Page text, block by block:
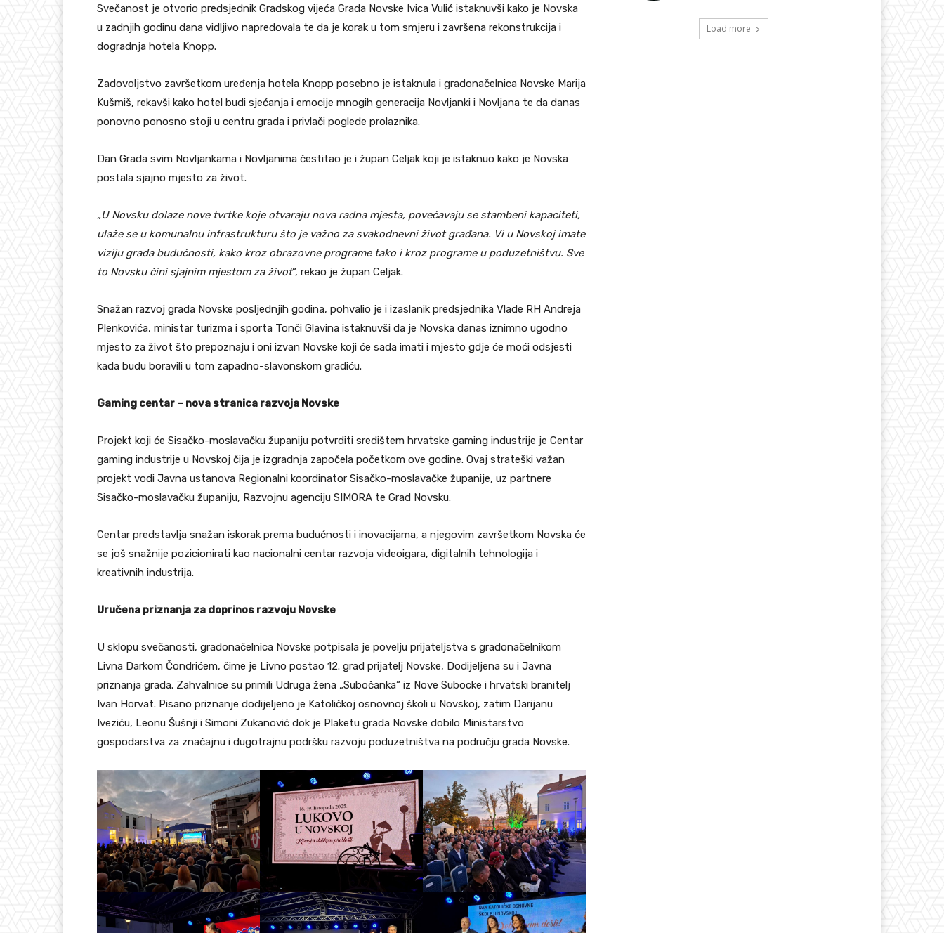
Svečanost je otvorio predsjednik Gradskog vijeća Grada Novske Ivica Vulić istaknuvši kako je Novska
u zadnjih godinu dana vidljivo napredovala te da je korak u tom smjeru i završena rekonstrukcija i
dogradnja hotela Knopp.
Zadovoljstvo završetkom uređenja hotela Knopp posebno je istaknula i gradonačelnica Novske Marija
Kušmiš, rekavši kako hotel budi sjećanja i emocije mnogih generacija Novljanki i Novljana te da danas
ponovno ponosno stoji u centru grada i privlači poglede prolaznika.
Dan Grada svim Novljankama i Novljanima čestitao je i župan Celjak koji je istaknuo kako je Novska
postala sjajno mjesto za život.
„U Novsku dolaze nove tvrtke koje otvaraju nova radna mjesta, povećavaju se stambeni kapaciteti,
ulaže se u komunalnu infrastrukturu što je važno za svakodnevni život građana. Vi u Novskoj imate
viziju grada budućnosti, kako kroz obrazovne programe tako i kroz programe u poduzetništvu. Sve
to Novsku čini sjajnim mjestom za život“, rekao je župan Celjak.
Snažan razvoj grada Novske posljednjih godina, pohvalio je i izaslanik predsjednika Vlade RH Andreja
Plenkovića, ministar turizma i sporta Tonči Glavina istaknuvši da je Novska danas iznimno ugodno
mjesto za život što prepoznaju i oni izvan Novske koji će sada imati i mjesto gdje će moći odsjesti
kada budu boravili u tom zapadno-slavonskom gradiću.
Gaming centar – nova stranica razvoja Novske
Projekt koji će Sisačko-moslavačku županiju potvrditi središtem hrvatske gaming industrije je Centar
gaming industrije u Novskoj čija je izgradnja započela početkom ove godine. Ovaj strateški važan
projekt vodi Javna ustanova Regionalni koordinator Sisačko-moslavačke županije, uz partnere
Sisačko-moslavačku županiju, Razvojnu agenciju SIMORA te Grad Novsku.
Centar predstavlja snažan iskorak prema budućnosti i inovacijama, a njegovim završetkom Novska će
se još snažnije pozicionirati kao nacionalni centar razvoja videoigara, digitalnih tehnologija i
kreativnih industrija.
Uručena priznanja za doprinos razvoju Novske
U sklopu svečanosti, gradonačelnica Novske potpisala je povelju prijateljstva s gradonačelnikom
Livna Darkom Čondrićem, čime je Livno postao 12. grad prijatelj Novske, Dodijeljena su i Javna
priznanja grada. Zahvalnice su primili Udruga žena „Subočanka“ iz Nove Subocke i hrvatski branitelj
Ivan Horvat. Pisano priznanje dodijeljeno je Katoličkoj osnovnoj školi u Novskoj, zatim Darijanu
Iveziću, Leonu Šušnji i Simoni Zukanović dok je Plaketu grada Novske dobilo Ministarstvo
gospodarstva za značajnu i dugotrajnu podršku razvoju poduzetništva na području grada Novske.
Load more